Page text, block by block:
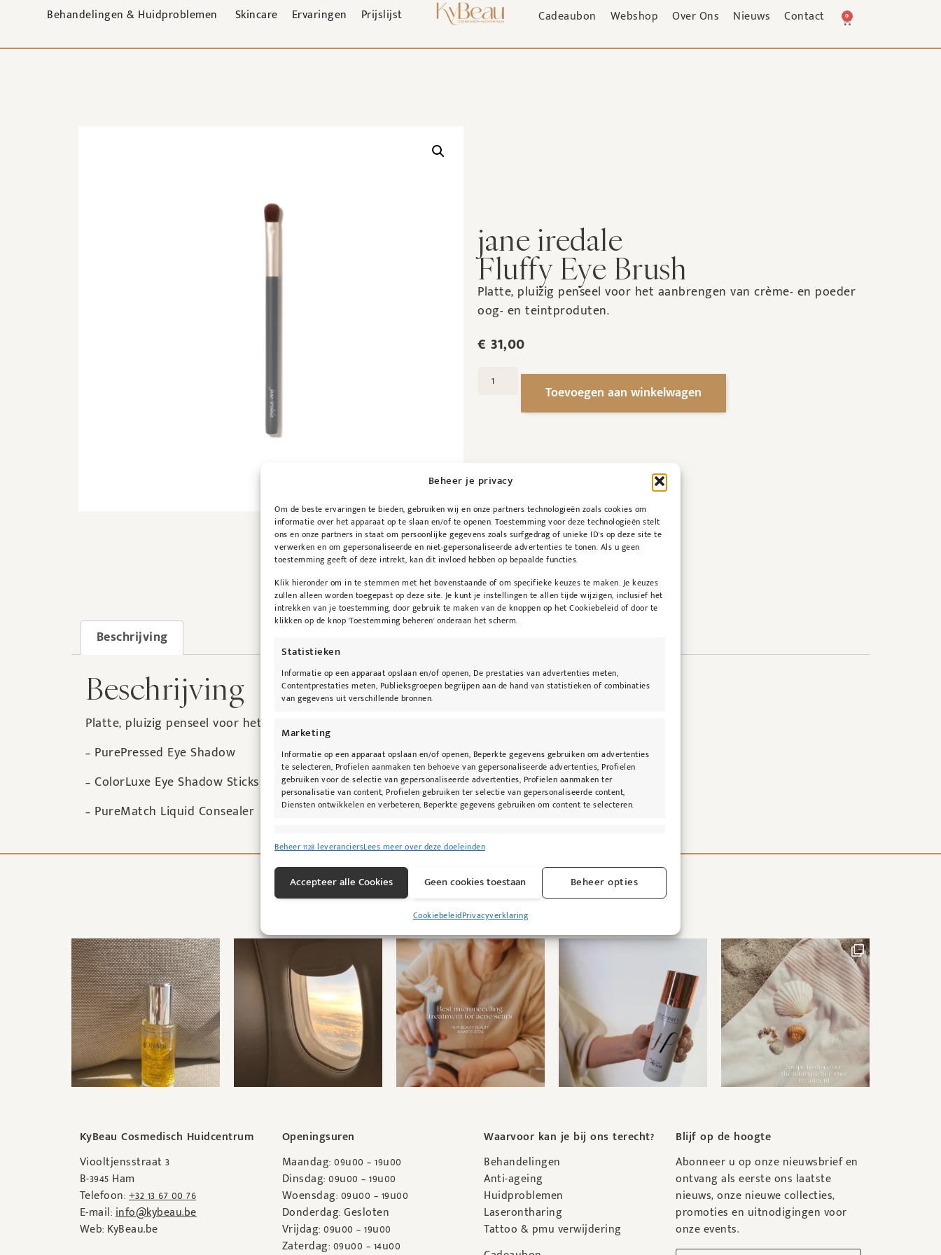
Beheer je privacy
Om de beste ervaringen te bieden, gebruiken wij en onze partners technologieën zoals cookies om
informatie over het apparaat op te slaan en/of te openen. Toestemming voor deze technologieën stelt
ons en onze partners in staat om persoonlijke gegevens zoals surfgedrag of unieke ID's op deze site te
verwerken en om gepersonaliseerde en niet-gepersonaliseerde advertenties te tonen. Als u geen
toestemming geeft of deze intrekt, kan dit invloed hebben op bepaalde functies.
Klik hieronder om in te stemmen met het bovenstaande of om specifieke keuzes te maken. Je keuzes
zullen alleen worden toegepast op deze site. Je kunt je instellingen te allen tijde wijzigen, inclusief het
intrekken van je toestemming, door gebruik te maken van de knoppen op het Cookiebeleid of door te
klikken op de knop 'Toestemming beheren' onderaan het scherm.
Statistieken
Informatie op een apparaat opslaan en/of openen, De prestaties van advertenties meten,
Contentprestaties meten, Publieksgroepen begrijpen aan de hand van statistieken of combinaties
van gegevens uit verschillende bronnen.
Marketing
Informatie op een apparaat opslaan en/of openen, Beperkte gegevens gebruiken om advertenties
te selecteren, Profielen aanmaken ten behoeve van gepersonaliseerde advertenties, Profielen
gebruiken voor de selectie van gepersonaliseerde advertenties, Profielen aanmaken ter
personalisatie van content, Profielen gebruiken ter selectie van gepersonaliseerde content,
Diensten ontwikkelen en verbeteren, Beperkte gegevens gebruiken om content te selecteren.
Toepassingen
Verschillende apparaten linken, Apparaten identificeren op basis van automatisch
verzonden informatie.
Zorg dragen voor beveiliging, fraude voorkomen en detecteren en
fouten opsporen, Advertenties en content leveren en tonen.
Beheer 1128 leveranciersLees meer over deze doeleinden
Accepteer alle Cookies Geen cookies toestaan Beheer opties
CookiebeleidPrivacyverklaring
Behandelingen & Huidproblemen Skincare Ervaringen Prijslijst Cadeaubon Webshop Over Ons Nieuws Contact 0
jane iredale
Fluffy Eye Brush
Platte, pluizig penseel voor het aanbrengen van crème- en poeder
oog- en teintproduten.
€ 31,00
Toevoegen aan winkelwagen
Beschrijving
Beschrijving
Platte, pluizig penseel voor het aanbrengen van crème- en poeder oog- en teintproduten.
– PurePressed Eye Shadow
– ColorLuxe Eye Shadow Sticks
– PureMatch Liquid Consealer
@kybeau
KyBeau Cosmedisch Huidcentrum
Viooltjensstraat 3
B-3945 Ham
Telefoon:+32 13 67 00 76
E-mail:info@kybeau.be
Web: KyBeau.be
Openingsuren
Maandag: 09u00 – 19u00
Dinsdag: 09u00 – 19u00
Woensdag: 09u00 – 19u00
Donderdag: Gesloten
Vrijdag: 09u00 – 19u00
Zaterdag: 09u00 – 14u00
Waarvoor kan je bij ons terecht?
Behandelingen
Anti-ageing
Huidproblemen
Laserontharing
Tattoo & pmu verwijdering
Blijf op de hoogte
Abonneer u op onze nieuwsbrief en
ontvang als eerste ons laatste
nieuws, onze nieuwe collecties,
promoties en uitnodigingen voor
onze events.